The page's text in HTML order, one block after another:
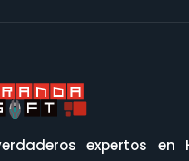
expertos en